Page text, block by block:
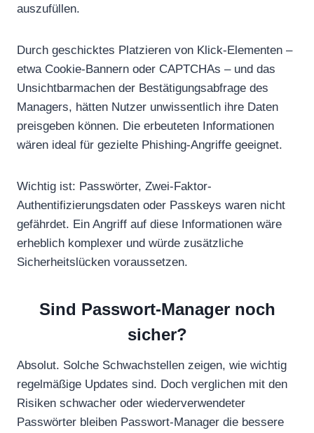
auszufüllen.
Durch geschicktes Platzieren von Klick-Elementen –
etwa Cookie-Bannern oder CAPTCHAs – und das
Unsichtbarmachen der Bestätigungsabfrage des
Managers, hätten Nutzer unwissentlich ihre Daten
preisgeben können. Die erbeuteten Informationen
wären ideal für gezielte Phishing-Angriffe geeignet.
Wichtig ist: Passwörter, Zwei-Faktor-
Authentifizierungsdaten oder Passkeys waren nicht
gefährdet. Ein Angriff auf diese Informationen wäre
erheblich komplexer und würde zusätzliche
Sicherheitslücken voraussetzen.
Sind Passwort-Manager noch
sicher?
Absolut. Solche Schwachstellen zeigen, wie wichtig
regelmäßige Updates sind. Doch verglichen mit den
Risiken schwacher oder wiederverwendeter
Passwörter bleiben Passwort-Manager die bessere